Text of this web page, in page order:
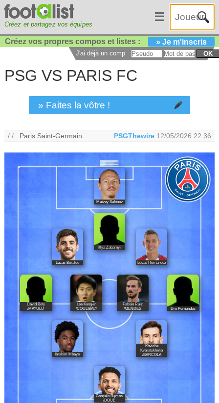
Créez et partagez vos équipes
☰
Créez vos propres compos et listes : » Je m'inscris
J'ai déjà un compte : OK
PSG VS PARIS FC
» Faites la vôtre !
/ / Paris Saint-Germain PSGThewire 12/05/2026 22:36
Matvey Safónov
Lucas Beraldo
Illya Zabarnyi
Lucas Hernández
David Boly
/MAYULU
Lee Kang-in
/COULIBALY
Fabián Ruiz
/MENDES
Dro Fernández
Ibrahim Mbaye
Khvicha
Kvaratskhelia
/BARCOLA
Gonçalo Ramos
/DOUÉ